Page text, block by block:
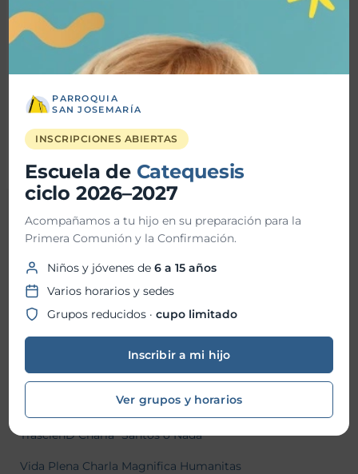
anterior
Entrada
siguiente→
Buscar
Buscar
Noticas recientes
TrascienD Charla “Santos o Nada”
Vida Plena Charla Magnifica Humanitas
PARROQUIA
SAN JOSEMARÍA
INSCRIPCIONES ABIERTAS
Escuela de Catequesis
ciclo 2026–2027
Acompañamos a tu hijo en su preparación para la
Primera Comunión y la Confirmación.
Niños y jóvenes de6 a 15 años
Varios horarios y sedes
Grupos reducidos ·cupo limitado
Inscribir a mi hijo
Ver grupos y horarios